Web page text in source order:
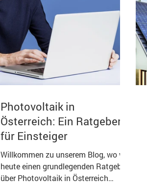
Photovoltaik in
Österreich: Ein Ratgeber
für Einsteiger
Willkommen zu unserem Blog, wo wir
heute einen grundlegenden Ratgeber
über Photovoltaik in Österreich